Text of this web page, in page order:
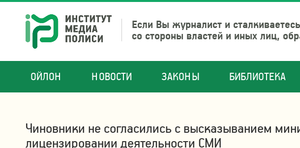
Если Вы журналист и
со стороны властей и иных лиц,
ОЙЛОН НОВОСТИ ЗАКОНЫ БИБЛИОТЕКА
Чиновники не согласились с высказыванием
лицензировании деятельности СМИ